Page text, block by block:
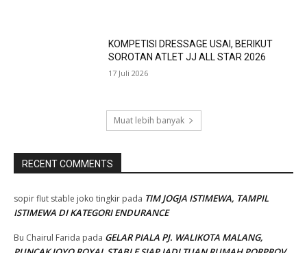
KOMPETISI DRESSAGE USAI, BERIKUT
SOROTAN ATLET JJ ALL STAR 2026
17 Juli 2026
Muat lebih banyak
RECENT COMMENTS
sopir flut stable joko tingkir pada TIM JOGJA ISTIMEWA, TAMPIL
ISTIMEWA DI KATEGORI ENDURANCE
Bu Chairul Farida pada GELAR PIALA PJ. WALIKOTA MALANG,